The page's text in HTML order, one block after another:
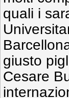
quali i
giusto
Cesare